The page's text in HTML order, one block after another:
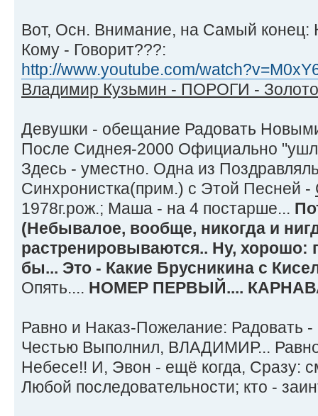
Вот, Осн. Внимание, на Самый конец:
Кому - Говорит???:
http://www.youtube.com/
Владимир Кузьмин - ПОРОГИ -
Девушки - обещание Радовать
После Сиднея-2000 Официально
Здесь - уместно. Одна из
Синхронистка(прим.) с Этой Песней -
1978г.рож.; Маша - на 4 постарше...
(Небывалое, вообще, никогда и
растренировываются.. Ну, хорошо:
бы... Это - Какие Брусникина с
Опять.... НОМЕР ПЕРВЫЙ....
Равно и Наказ-Пожелание: Радовать
Честью Выполнил, ВЛАДИМИР...
Небесе!! И, Эвон - ещё когда, Сразу:
Любой последовательности; кто -